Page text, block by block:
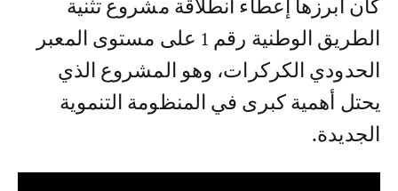
كان أبرزها إعطاء انطلاقة مشروع تثنية
الطريق الوطنية رقم 1 على مستوى المعبر
الحدودي الكركرات، وهو المشروع الذي
يحتل أهمية كبرى في المنظومة التنموية
الجديدة.